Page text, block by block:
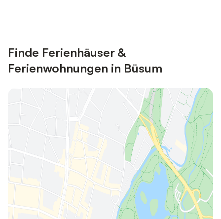
Finde Ferienhäuser &
Ferienwohnungen in Büsum